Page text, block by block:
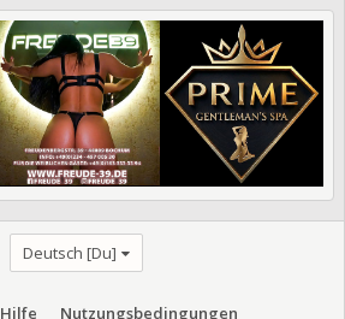
Deutsch [Du]
Hilfe Nutzungsbedingungen